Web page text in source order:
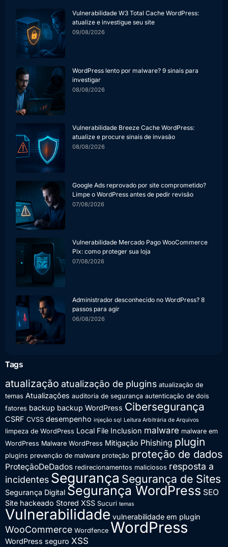
Vulnerabilidade W3 Total Cache WordPress:
atualize e investigue seu site
09/08/2026
WordPress lento por malware? 9 sinais para
investigar
08/08/2026
Vulnerabilidade Breeze Cache WordPress:
atualize e procure sinais de invasão
08/08/2026
Google Ads reprovado por site comprometido?
Limpe o WordPress antes de pedir revisão
07/08/2026
Vulnerabilidade Mercado Pago WooCommerce
Pix: como proteger sua loja
07/08/2026
Administrador desconhecido no WordPress? 8
passos para agir
06/08/2026
Tags
atualização atualização de plugins atualização de
temas Atualizações auditoria de segurança autenticação de dois
fatores backup backup WordPress Cibersegurança
CSRF CVSS desempenho injeção sql Leitura Arbitrária de Arquivos
limpeza de WordPress Local File Inclusion malware malware em
WordPress Malware WordPress Mitigação Phishing plugin
plugins prevenção de malware proteção proteção de dados
ProteçãoDeDados redirecionamentos maliciosos resposta a
incidentes Segurança Segurança de Sites
Segurança Digital Segurança WordPress SEO
Site hackeado Stored XSS Sucuri temas
Vulnerabilidade vulnerabilidade em plugin
WooCommerce Wordfence WordPress
WordPress seguro XSS